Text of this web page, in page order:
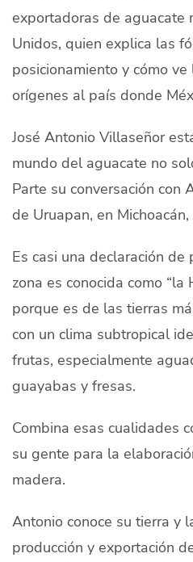
Quiénes Somos
Productores
Mercados
exportadoras de aguacate
Unidos, quien explica las
posicionamiento y cómo
orígenes al país donde
José Antonio Villaseñor
mundo del aguacate no
Parte su conversación con
de Uruapan, en Michoacán,
Es casi una declaración
zona es conocida como “la
porque es de las tierras
con un clima subtropical
frutas, especialmente
guayabas y fresas.
Combina esas cualidades
su gente para la
madera.
Antonio conoce su tierra y
producción y exportación